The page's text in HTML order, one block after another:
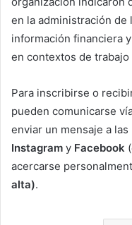
en la administración
información financiera
en contextos de
Para inscribirse o
pueden comunicarse
enviar un mensaje a
Instagram y Facebook
acercarse
alta).